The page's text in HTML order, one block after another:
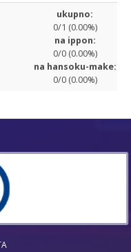
ukupno:
0/1 (0.00%)
na ippon:
0/0 (0.00%)
na hansoku-make:
0/0 (0.00%)